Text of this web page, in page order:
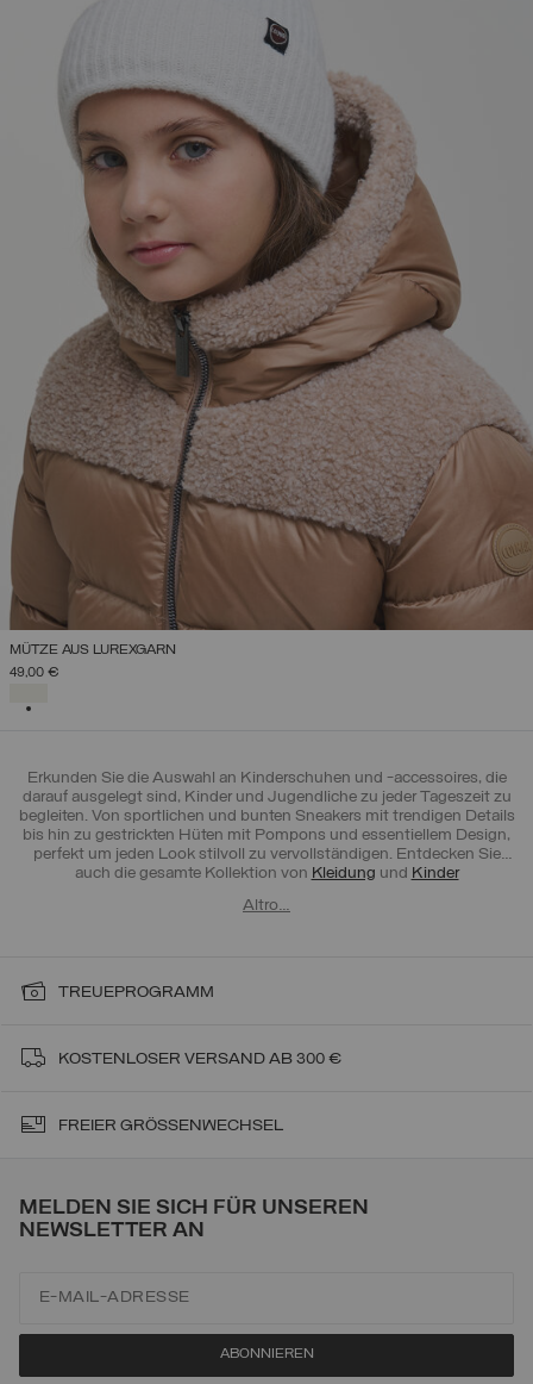
MÜTZE AUS LUREXGARN
49,00 €
Erkunden Sie die Auswahl an Kinderschuhen und -accessoires, die
darauf ausgelegt sind, Kinder und Jugendliche zu jeder Tageszeit zu
begleiten. Von sportlichen und bunten Sneakers mit trendigen Details
bis hin zu gestrickten Hüten mit Pompons und essentiellem Design,
perfekt um jeden Look stilvoll zu vervollständigen. Entdecken Sie
auch die gesamte Kollektion von Kleidung und Kinder
hochwertige Looks von Colmar zu kreieren.
Altro…
TREUEPROGRAMM
KOSTENLOSER VERSAND AB 300 €
FREIER GRÖSSENWECHSEL
MELDEN SIE SICH FÜR UNSEREN
NEWSLETTER AN